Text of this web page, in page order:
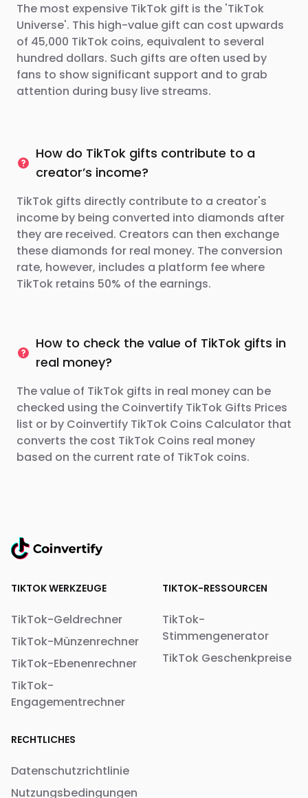
The most expensive TikTok gift is the 'TikTok
Universe'. This high-value gift can cost upwards
of 45,000 TikTok coins, equivalent to several
hundred dollars. Such gifts are often used by
fans to show significant support and to grab
attention during busy live streams.
How do TikTok gifts contribute to a
creator’s income?
TikTok gifts directly contribute to a creator's
income by being converted into diamonds after
they are received. Creators can then exchange
these diamonds for real money. The conversion
rate, however, includes a platform fee where
TikTok retains 50% of the earnings.
How to check the value of TikTok gifts in
real money?
The value of TikTok gifts in real money can be
checked using the Coinvertify TikTok Gifts Prices
list or by Coinvertify TikTok Coins Calculator that
converts the cost TikTok Coins real money
based on the current rate of TikTok coins.
TIKTOK WERKZEUGE
TikTok-Geldrechner
TikTok-Münzenrechner
TikTok-Ebenenrechner
TikTok-
Engagementrechner
TIKTOK-RESSOURCEN
TikTok-
Stimmengenerator
TikTok Geschenkpreise
RECHTLICHES
Datenschutzrichtlinie
Nutzungsbedingungen